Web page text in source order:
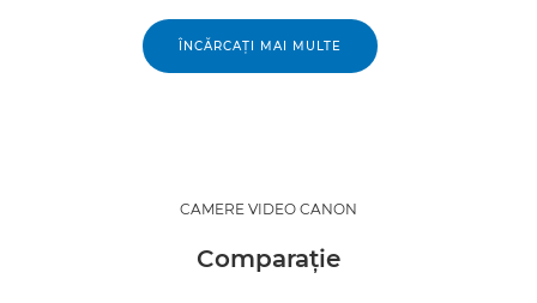
ÎNCĂRCAŢI MAI MULTE
CAMERE VIDEO CANON
Comparaţie